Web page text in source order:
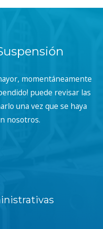
momentáneamente
puede revisar las
una vez que se haya
nosotros.